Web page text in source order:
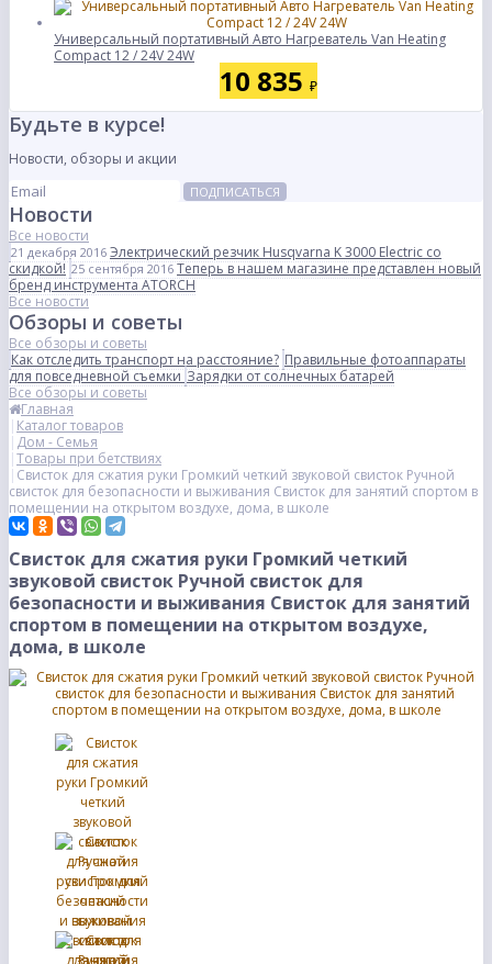
Универсальный портативный Авто Нагреватель Van Heating
Compact 12 / 24V 24W
10 835 ₽
Будьте в курсе!
Новости, обзоры и акции
ПОДПИСАТЬСЯ
Новости
Все новости
21 декабря 2016 Электрический резчик Husqvarna K 3000 Electric со
скидкой! 25 сентября 2016 Теперь в нашем магазине представлен новый
бренд инструмента ATORCH
Все новости
Обзоры и советы
Все обзоры и советы
Как отследить транспорт на расстояние? Правильные фотоаппараты
для повседневной съемкиЗарядки от солнечных батарей
Все обзоры и советы
Главная
Каталог товаров
Дом - Семья
Товары при бетствиях
Свисток для сжатия руки Громкий четкий звуковой свисток Ручной
свисток для безопасности и выживания Свисток для занятий спортом в
помещении на открытом воздухе, дома, в школе
Свисток для сжатия руки Громкий четкий
звуковой свисток Ручной свисток для
безопасности и выживания Свисток для занятий
спортом в помещении на открытом воздухе,
дома, в школе